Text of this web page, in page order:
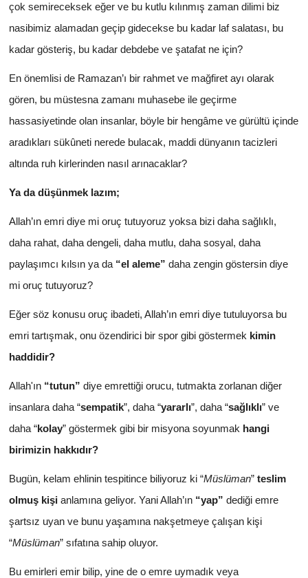
çok semireceksek eğer ve bu kutlu kılınmış zaman dilimi biz
nasibimiz alamadan geçip gidecekse bu kadar laf salatası, bu
kadar gösteriş, bu kadar debdebe ve şatafat ne için?
En önemlisi de Ramazan’ı bir rahmet ve mağfiret ayı olarak
gören, bu müstesna zamanı muhasebe ile geçirme
hassasiyetinde olan insanlar, böyle bir hengâme ve gürültü içinde
aradıkları sükûneti nerede bulacak, maddi dünyanın tacizleri
altında ruh kirlerinden nasıl arınacaklar?
Ya da düşünmek lazım;
Allah’ın emri diye mi oruç tutuyoruz yoksa bizi daha sağlıklı,
daha rahat, daha dengeli, daha mutlu, daha sosyal, daha
paylaşımcı kılsın ya da “el aleme” daha zengin göstersin diye
mi oruç tutuyoruz?
Eğer söz konusu oruç ibadeti, Allah’ın emri diye tutuluyorsa bu
emri tartışmak, onu özendirici bir spor gibi göstermek kimin
haddidir?
Allah'ın “tutun” diye emrettiği orucu, tutmakta zorlanan diğer
insanlara daha “sempatik”, daha “yararlı”, daha “sağlıklı” ve
daha “kolay” göstermek gibi bir misyona soyunmak hangi
birimizin hakkıdır?
Bugün, kelam ehlinin tespitince biliyoruz ki “Müslüman” teslim
olmuş kişianlamına geliyor. Yani Allah’ın “yap” dediği emre
şartsız uyan ve bunu yaşamına nakşetmeye çalışan kişi
“Müslüman” sıfatına sahip oluyor.
Bu emirleri emir bilip, yine de o emre uymadık veya